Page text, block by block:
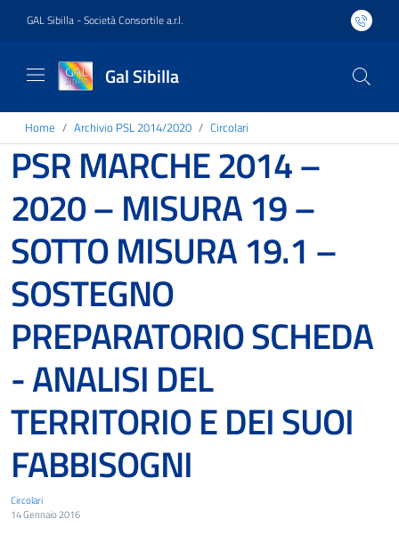
GAL Sibilla - Società Consortile a.r.l.
Gal Sibilla
Home Archivio PSL 2014/2020 Circolari
PSR MARCHE 2014 –
2020 – MISURA 19 –
SOTTO MISURA 19.1 –
SOSTEGNO
PREPARATORIO SCHEDA
- ANALISI DEL
TERRITORIO E DEI SUOI
FABBISOGNI
Circolari
14 Gennaio 2016